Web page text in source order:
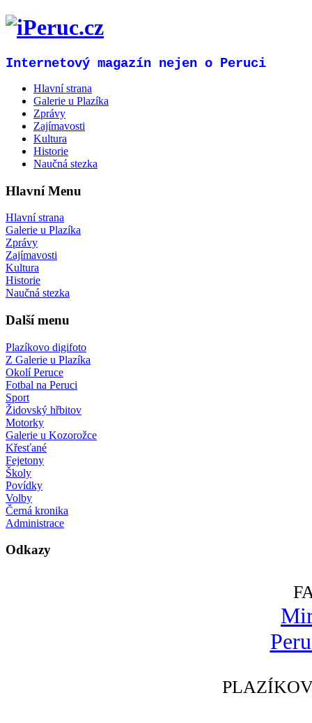
Internetový magazín nejen o Peruci
Hlavní strana
Galerie u Plazíka
Zprávy
Zajímavosti
Kultura
Historie
Naučná stezka
Hlavní Menu
Hlavní strana
Galerie u Plazíka
Zprávy
Zajímavosti
Kultura
Historie
Naučná stezka
Další menu
Plazíkovo digifoto
Z Galerie u Plazíka
Okolí Peruce
Fotbal na Peruci
Sport
Židovský hřbitov
Motorky
Galerie u Kozorožce
Křesťané
Fejetony
Školy
Povídky
Volby
Černá kronika
Administrace
Odkazy